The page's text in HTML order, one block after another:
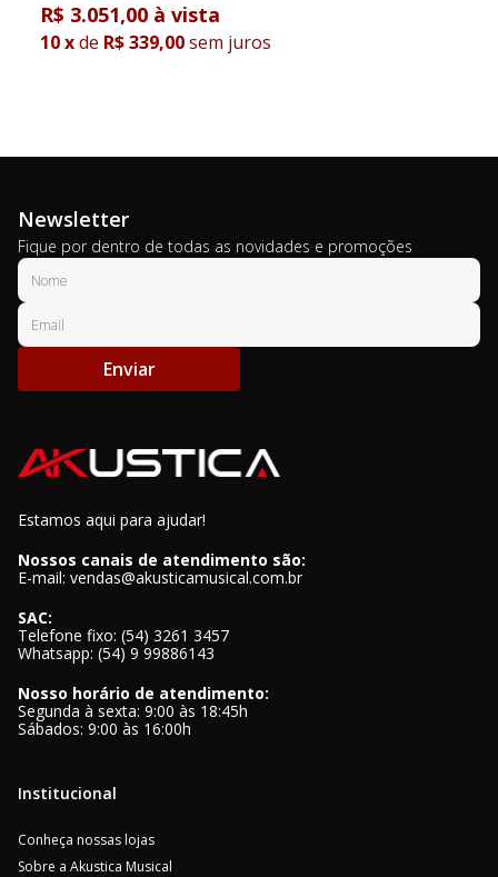
R$ 3.051,00
10xde R$ 339,00sem juros
Newsletter
Fique por dentro de todas as novidades e promoções
Enviar
Estamos aqui para ajudar!
Nossos canais de atendimento são:
E-mail: vendas@akusticamusical.com.br
SAC:
Telefone fixo: (54) 3261 3457
Whatsapp: (54) 9 99886143
Nosso horário de atendimento:
Segunda à sexta: 9:00 às 18:45h
Sábados: 9:00 às 16:00h
Institucional
Conheça nossas lojas
Sobre a Akustica Musical